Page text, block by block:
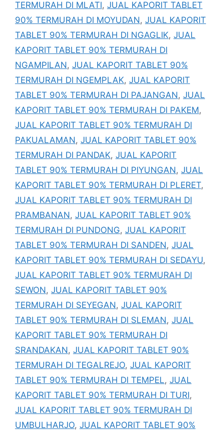
TERMURAH DI MLATI, JUAL KAPORIT TABLET
90% TERMURAH DI MOYUDAN, JUAL KAPORIT
TABLET 90% TERMURAH DI NGAGLIK, JUAL
KAPORIT TABLET 90% TERMURAH DI
NGAMPILAN, JUAL KAPORIT TABLET 90%
TERMURAH DI NGEMPLAK, JUAL KAPORIT
TABLET 90% TERMURAH DI PAJANGAN, JUAL
KAPORIT TABLET 90% TERMURAH DI PAKEM,
JUAL KAPORIT TABLET 90% TERMURAH DI
PAKUALAMAN, JUAL KAPORIT TABLET 90%
TERMURAH DI PANDAK, JUAL KAPORIT
TABLET 90% TERMURAH DI PIYUNGAN, JUAL
KAPORIT TABLET 90% TERMURAH DI PLERET,
JUAL KAPORIT TABLET 90% TERMURAH DI
PRAMBANAN, JUAL KAPORIT TABLET 90%
TERMURAH DI PUNDONG, JUAL KAPORIT
TABLET 90% TERMURAH DI SANDEN, JUAL
KAPORIT TABLET 90% TERMURAH DI SEDAYU,
JUAL KAPORIT TABLET 90% TERMURAH DI
SEWON, JUAL KAPORIT TABLET 90%
TERMURAH DI SEYEGAN, JUAL KAPORIT
TABLET 90% TERMURAH DI SLEMAN, JUAL
KAPORIT TABLET 90% TERMURAH DI
SRANDAKAN, JUAL KAPORIT TABLET 90%
TERMURAH DI TEGALREJO, JUAL KAPORIT
TABLET 90% TERMURAH DI TEMPEL, JUAL
KAPORIT TABLET 90% TERMURAH DI TURI,
JUAL KAPORIT TABLET 90% TERMURAH DI
UMBULHARJO, JUAL KAPORIT TABLET 90%